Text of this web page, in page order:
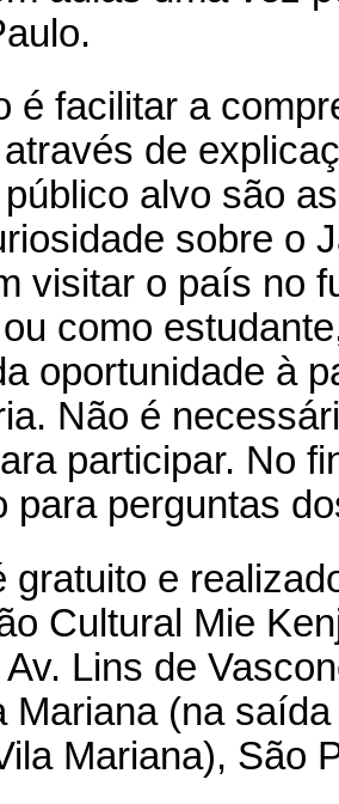
é facilitar a
de
alvo são
sobre o
visitar o país no
como
oportunidade à
Não é
participar. No
para perguntas
gratuito e
Cultural Mie
Lins de
Mariana (na
Mariana), São